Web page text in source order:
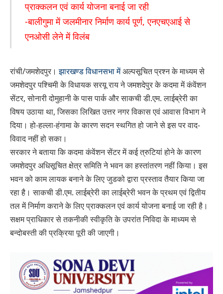
प्राक्कलन एवं कार्य योजना बनाई जा रही
-बालीगुमा में जलमीनार निर्माण कार्य पूर्ण, एनएचएआई से
एनओसी लेने में विलंब
रांची/जमशेदपुर। झारखण्ड विधानसभा मेंअल्पसूचित प्रश्न के माध्यम से
जमशेदपुर पश्चिमी के विधायक सरयू राय ने जमशदेपुर के कदमा में कंवेंशन
सेंटर, सोनारी दोमुहानी के पास पार्क और साकची डी.एम. लाईब्रेरी का
विषय उठाया था, जिसका लिखित उत्तर नगर विकास एवं आवास विभाग ने
दिया। हो-हल्ला-हंगामा के कारण सदन स्थगित हो जाने से इस पर वाद-
विवाद नहीं हो सका।
सरकार ने बताया कि कदमा कंवेंशन सेंटर में कई त्रुटियां होने के कारण
जमशेदपुर अधिसूचित क्षेत्र समिति ने भवन का हस्तांतरण नहीं किया। इस
भवन को काम लायक बनाने के लिए जुडको द्वारा प्रस्ताव तैयार किया जा
रहा है। साकची डी.एम. लाईब्रेरी का लाईब्रेरी भवन के प्रथम एवं द्वितीय
तल में निर्माण कराने के लिए प्राक्कलन एवं कार्य योजना बनाई जा रही है।
सक्षम प्राधिकार से तकनीकी स्वीकृति के उपरांत निविदा के माध्यम से
बन्दोबस्ती की प्रक्रिया पूरी की जाएगी।